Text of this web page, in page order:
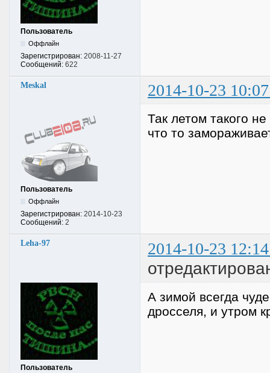
Пользователь
Оффлайн
Зарегистрирован: 2008-11-27
Сообщений: 622
Meskal 2014-10-23
Пользователь
Оффлайн
Зарегистрирован: 2014-10-23
Сообщений: 2
Так летом такого
что то
Leha-97 2014-10-23
Пользователь
А зимой всегда
дросселя, и утром